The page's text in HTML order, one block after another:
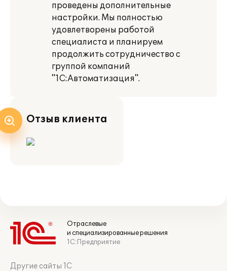
проведены дополнительные
настройки. Мы полностью
удовлетворены работой
специалиста и планируем
продолжить сотрудничество с
группой компаний
"1С:Автоматизация".
Отзыв клиента
Отраслевые
и специализированные решения
1С:Предприятие
Другие сайты 1С